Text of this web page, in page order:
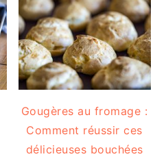
Gougères au fromage :
Comment réussir ces
délicieuses bouchées